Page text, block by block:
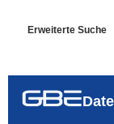
Erweiterte Suche
auch in allen